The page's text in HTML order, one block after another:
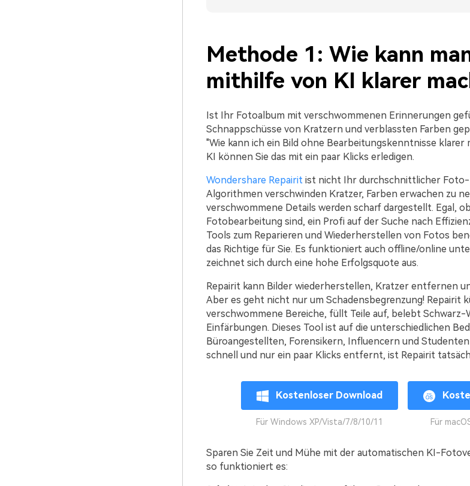
Methode 1: Wie kann
mithilfe von KI klarer
Ist Ihr Fotoalbum mit verschwommenen Erinnerungen
Schnappschüsse von Kratzern und verblassten Farben
"Wie kann ich ein Bild ohne Bearbeitungskenntnisse klarer
KI können Sie das mit ein paar Klicks erledigen.
Wondershare Repairitist nicht Ihr durchschnittlicher Foto-
Algorithmen verschwinden Kratzer, Farben erwachen zu
verschwommene Details werden scharf dargestellt. Egal,
Fotobearbeitung sind, ein Profi auf der Suche nach
Tools zum Reparieren und Wiederherstellen von Fotos
das Richtige für Sie. Es funktioniert auch offline/online
zeichnet sich durch eine hohe Erfolgsquote aus.
Repairit kann Bilder wiederherstellen, Kratzer entfernen
Aber es geht nicht nur um Schadensbegrenzung! Repairit
verschwommene Bereiche, füllt Teile auf, belebt Schwarz-
Einfärbungen. Dieses Tool ist auf die unterschiedlichen
Büroangestellten, Forensikern, Influencern und
schnell und nur ein paar Klicks entfernt, ist Repairit
Kostenloser Download
Für Windows XP/Vista/7/8/10/11 Für
Sparen Sie Zeit und Mühe mit der automatischen KI-
so funktioniert es: